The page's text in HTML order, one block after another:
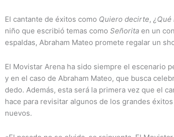
El cantante de éxitos como Quiero decirte, ¿Qué
niño que escribió temas como Señorita en un
espaldas, Abraham Mateo promete regalar un
El Movistar Arena ha sido siempre el escenario
y en el caso de Abraham Mateo, que busca
dedo. Además, esta será la primera vez que el
hace para revisitar algunos de los grandes
nuevos.